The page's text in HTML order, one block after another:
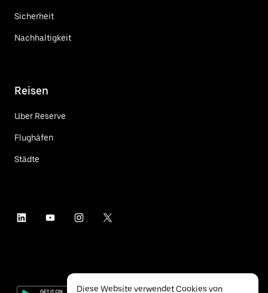
Sicherheit
Nachhaltigkeit
Reisen
Uber Reserve
Flughäfen
Städte
Diese Website verwendet Cookies von